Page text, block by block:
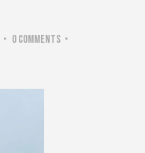
0 Comments